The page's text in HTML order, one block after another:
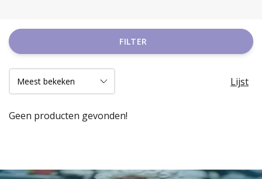
FILTER
Lijst
Geen producten gevonden!